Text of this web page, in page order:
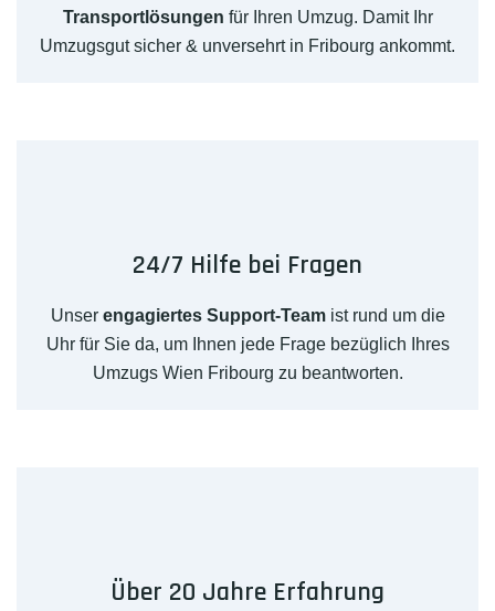
Transportlösungen für Ihren Umzug. Damit Ihr
Umzugsgut sicher & unversehrt in Fribourg ankommt.
24/7 Hilfe bei Fragen
Unser engagiertes Support-Teamist rund um die
Uhr für Sie da, um Ihnen jede Frage bezüglich Ihres
Umzugs Wien Fribourg zu beantworten.
Über 20 Jahre Erfahrung